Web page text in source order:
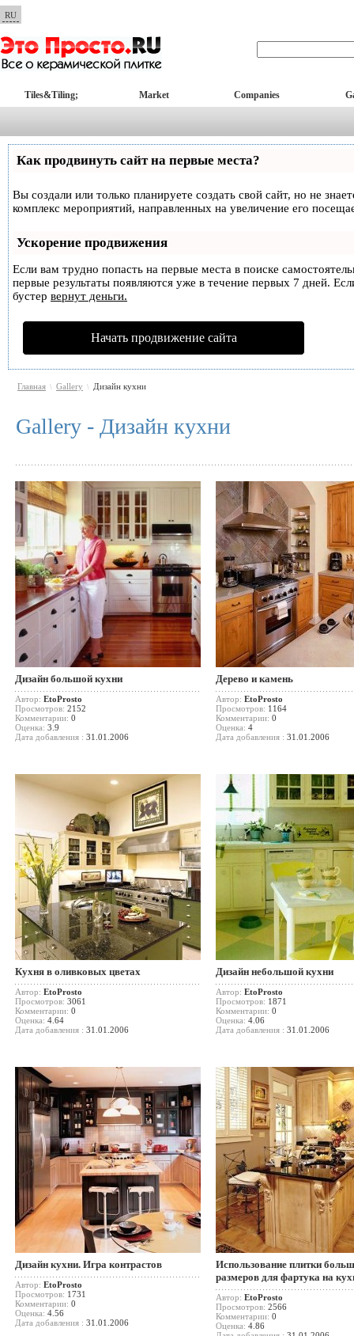
RU
Tiles&Tiling; Market Companies
Как продвинуть сайт на первые места?
Вы создали или только планируете создать свой сайт, но не
комплекс мероприятий, направленных на увеличение его
Ускорение продвижения
Если вам трудно попасть на первые места в поиске
первые результаты появляются уже в течение первых 7 дней.
бустер вернут деньги.
Начать продвижение сайта
Главная \ Gallery \ Дизайн кухни
Gallery - Дизайн кухни
Дизайн большой кухни
Автор: EtoProsto
Просмотров: 2152
Комментарии: 0
Оценка: 3.9
Дата добавления : 31.01.2006
Дерево и камень
Автор: EtoProsto
Просмотров: 1164
Комментарии: 0
Оценка: 4
Дата добавления : 31.01.2006
Кухня в оливковых цветах
Автор: EtoProsto
Просмотров: 3061
Комментарии: 0
Оценка: 4.64
Дата добавления : 31.01.2006
Дизайн небольшой кухни
Автор: EtoProsto
Просмотров: 1871
Комментарии: 0
Оценка: 4.06
Дата добавления : 31.01.2006
Дизайн кухни. Игра контрастов
Автор: EtoProsto
Просмотров: 1731
Комментарии: 0
Оценка: 4.56
Дата добавления : 31.01.2006
Использование плитки
размеров для фартука на
Автор: EtoProsto
Просмотров: 2566
Комментарии: 0
Оценка: 4.86